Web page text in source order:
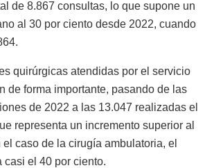
de 8.867 consultas, lo que supone un
al 30 por ciento desde 2022, cuando
quirúrgicas atendidas por el servicio
de forma importante, pasando de las
de 2022 a las 13.047 realizadas el
representa un incremento superior al
caso de la cirugía ambulatoria, el
casi el 40 por ciento.